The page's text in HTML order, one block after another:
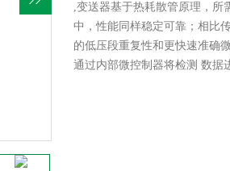
,变送器基于热耗散管原理，所
中，性能同样稳定可靠；相比
的低压段重复性和更快速准确
通过内部微控制器将检测 数据